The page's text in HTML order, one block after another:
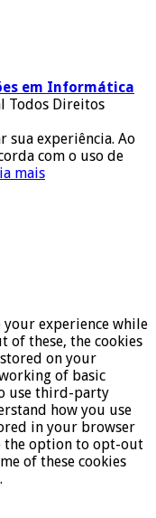
em Informática
Todos Direitos
sua experiência. Ao
com o uso de
mais
your experience while
of these, the cookies
on your
of basic
use third-party
how you use
in your browser
the option to opt-out
of these cookies